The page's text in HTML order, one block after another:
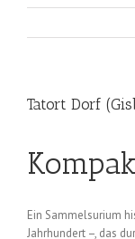
Tatort Dorf
Ein Sammelsurium
Jahrhundert –, das